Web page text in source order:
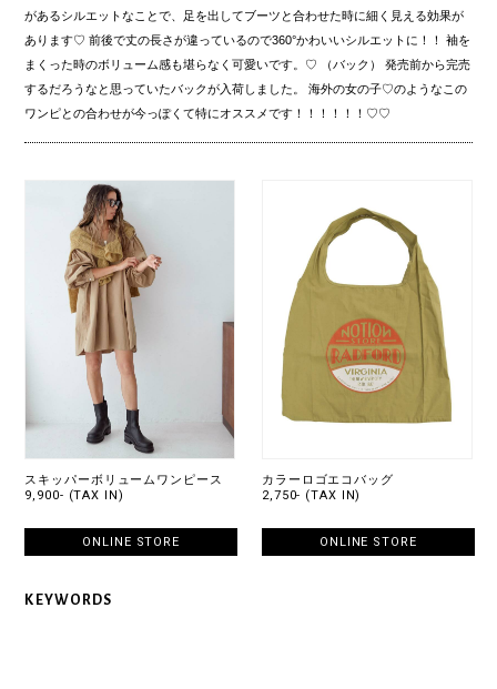
があるシルエットなことで、足を出してブーツと合わせた時に細く見える効果が
あります♡ 前後で丈の長さが違っているので360°かわいいシルエットに！！ 袖を
まくった時のボリューム感も堪らなく可愛いです。♡ （バック） 発売前から完売
するだろうなと思っていたバックが入荷しました。 海外の女の子♡のようなこの
ワンピとの合わせが今っぽくて特にオススメです！！！！！！♡♡
スキッパーボリュームワンピース
9,900- (TAX IN)
ONLINE STORE
カラーロゴエコバッグ
2,750- (TAX IN)
ONLINE STORE
KEYWORDS